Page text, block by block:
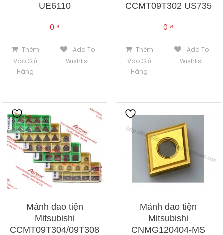
UE6110
0 ₫
Thêm
Vào Giỏ
Hàng
Add To
Wishlist
CCMT09T302 US735
0 ₫
Thêm
Vào Giỏ
Hàng
Add To
Wishlist
Mảnh dao tiện
Mitsubishi
CCMT09T304/09T308
Mảnh dao tiện
Mitsubishi
CNMG120404-MS